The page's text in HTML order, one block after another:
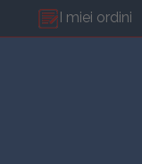
I miei ordini